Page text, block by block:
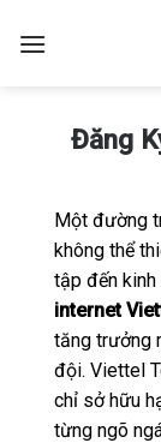
qua
Đăng
Một đường
không thể
tập đến kinh
internet
tăng trưởng
đội. Viettel
chỉ sở hữu
từng ngõ